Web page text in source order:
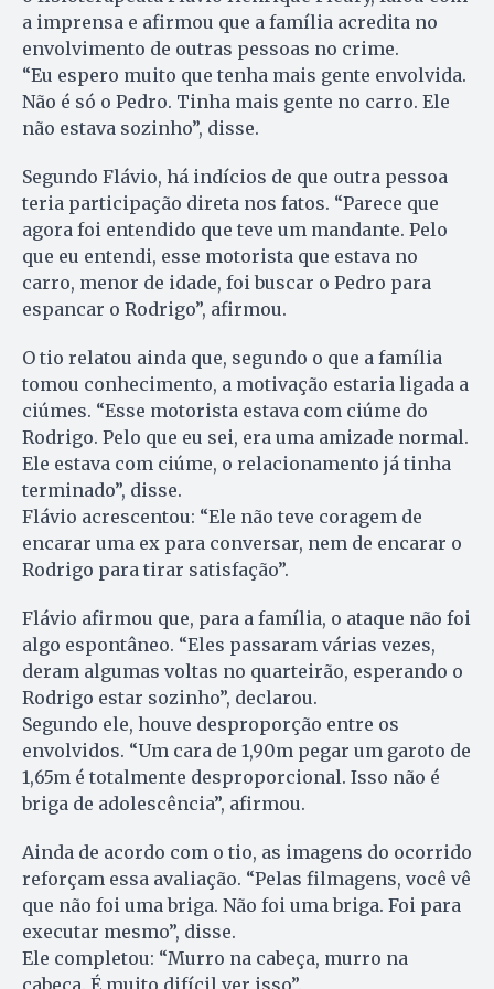
a imprensa e afirmou que a família acredita no
envolvimento de outras pessoas no crime.
“Eu espero muito que tenha mais gente envolvida.
Não é só o Pedro. Tinha mais gente no carro. Ele
não estava sozinho”, disse.
Segundo Flávio, há indícios de que outra pessoa
teria participação direta nos fatos. “Parece que
agora foi entendido que teve um mandante. Pelo
que eu entendi, esse motorista que estava no
carro, menor de idade, foi buscar o Pedro para
espancar o Rodrigo”, afirmou.
O tio relatou ainda que, segundo o que a família
tomou conhecimento, a motivação estaria ligada a
ciúmes. “Esse motorista estava com ciúme do
Rodrigo. Pelo que eu sei, era uma amizade normal.
Ele estava com ciúme, o relacionamento já tinha
terminado”, disse.
Flávio acrescentou: “Ele não teve coragem de
encarar uma ex para conversar, nem de encarar o
Rodrigo para tirar satisfação”.
Flávio afirmou que, para a família, o ataque não foi
algo espontâneo. “Eles passaram várias vezes,
deram algumas voltas no quarteirão, esperando o
Rodrigo estar sozinho”, declarou.
Segundo ele, houve desproporção entre os
envolvidos. “Um cara de 1,90m pegar um garoto de
1,65m é totalmente desproporcional. Isso não é
briga de adolescência”, afirmou.
Ainda de acordo com o tio, as imagens do ocorrido
reforçam essa avaliação. “Pelas filmagens, você vê
que não foi uma briga. Não foi uma briga. Foi para
executar mesmo”, disse.
Ele completou: “Murro na cabeça, murro na